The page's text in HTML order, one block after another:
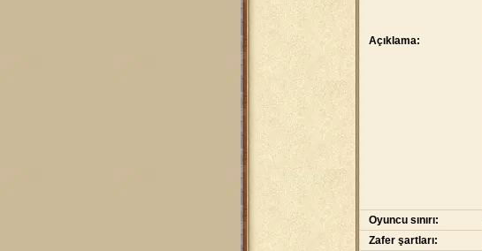
Açıklama:
Oyuncu sınırı:
Zafer şartları: